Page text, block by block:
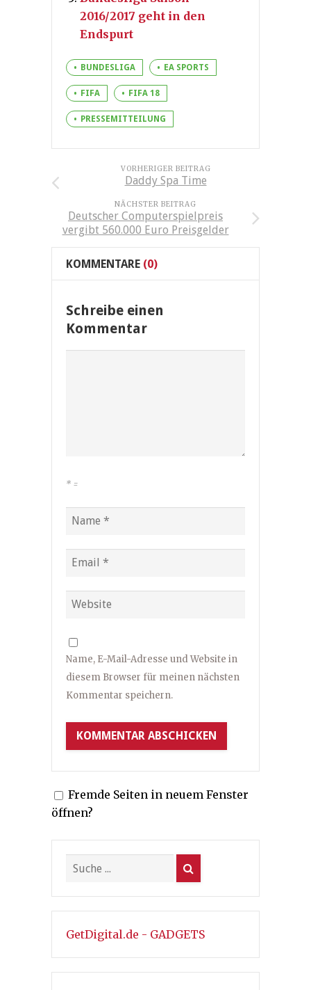
2016/2017 geht in den
Endspurt
BUNDESLIGA EA SPORTS
FIFA FIFA 18
PRESSEMITTEILUNG
VORHERIGER BEITRAG
Daddy Spa Time
NÄCHSTER BEITRAG
Deutscher Computerspielpreis
vergibt 560.000 Euro Preisgelder
KOMMENTARE (0)
Schreibe einen
Kommentar
* =
Name, E-Mail-Adresse und Website in
diesem Browser für meinen nächsten
Kommentar speichern.
Fremde Seiten in neuem Fenster
öffnen?
GetDigital.de - GADGETS